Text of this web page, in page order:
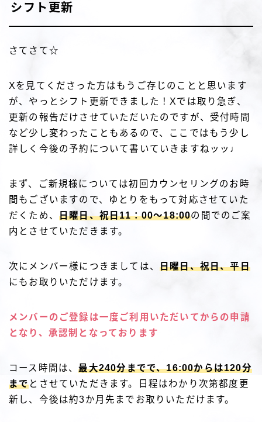
シフト更新
さてさて☆
Xを見てくださった方はもうご存じのことと思います
が、やっとシフト更新できました！Xでは取り急ぎ、
更新の報告だけさせていただいたのですが、受付時間
など少し変わったこともあるので、ここではもう少し
詳しく今後の予約について書いていきますねッッ♩
まず、ご新規様については初回カウンセリングのお時
間もございますので、ゆとりをもって対応させていた
だくため、 日曜日、祝日11：00〜18:00の間でのご案
内とさせていただきます。
次にメンバー様につきましては、 日曜日、祝日、平日
にもお取りいただけます。
メンバーのご登録は一度ご利用いただいてからの申請
となり、承認制となっております
コース時間は、最大240分までで、16:00からは120分
までとさせていただきます。日程はわかり次第都度更
新し、今後は約3か月先までお取りいただけます。